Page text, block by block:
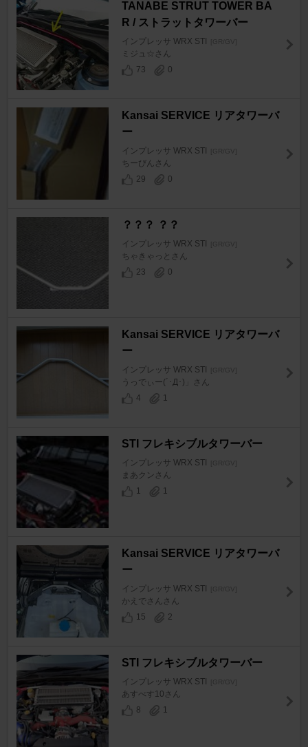
TANABE STRUT TOWER BA
R / ストラットタワーバー
インプレッサ WRX STI [GR/GV]
ミジュ☆さん
73
0
Kansai SERVICE リアタワーバ
ー
インプレッサ WRX STI [GR/GV]
ちーびんさん
29
0
？？？ ？？
インプレッサ WRX STI [GR/GV]
ちゃきゃっとさん
23
0
Kansai SERVICE リアタワーバ
ー
インプレッサ WRX STI [GR/GV]
うっでぃー(´･Д･)」さん
4
1
STI フレキシブルタワーバー
インプレッサ WRX STI [GR/GV]
まあクンさん
1
1
Kansai SERVICE リアタワーバ
ー
インプレッサ WRX STI [GR/GV]
かえでさんさん
15
2
STI フレキシブルタワーバー
インプレッサ WRX STI [GR/GV]
あすべす10さん
8
1